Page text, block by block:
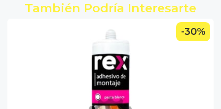
También Podría Interesarte
-30%